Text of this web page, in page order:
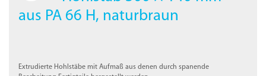
aus PA 66 H, naturbraun
Extrudierte Hohlstäbe mit Aufmaß aus denen durch spanende